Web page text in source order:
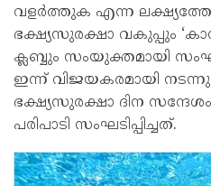
വളർത്തുക എന്ന
ഭക്ഷ്യസുരക്ഷാ വകുപ്പും
ക്ലബ്ബും സംയുക്തമായി
ഇന്ന് വിജയകരമായി
ഭക്ഷ്യസുരക്ഷാ ദിന
പരിപാടി സംഘടിപ്പിച്ചത്.